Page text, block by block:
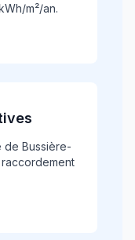
m²/an.
de Bussière-